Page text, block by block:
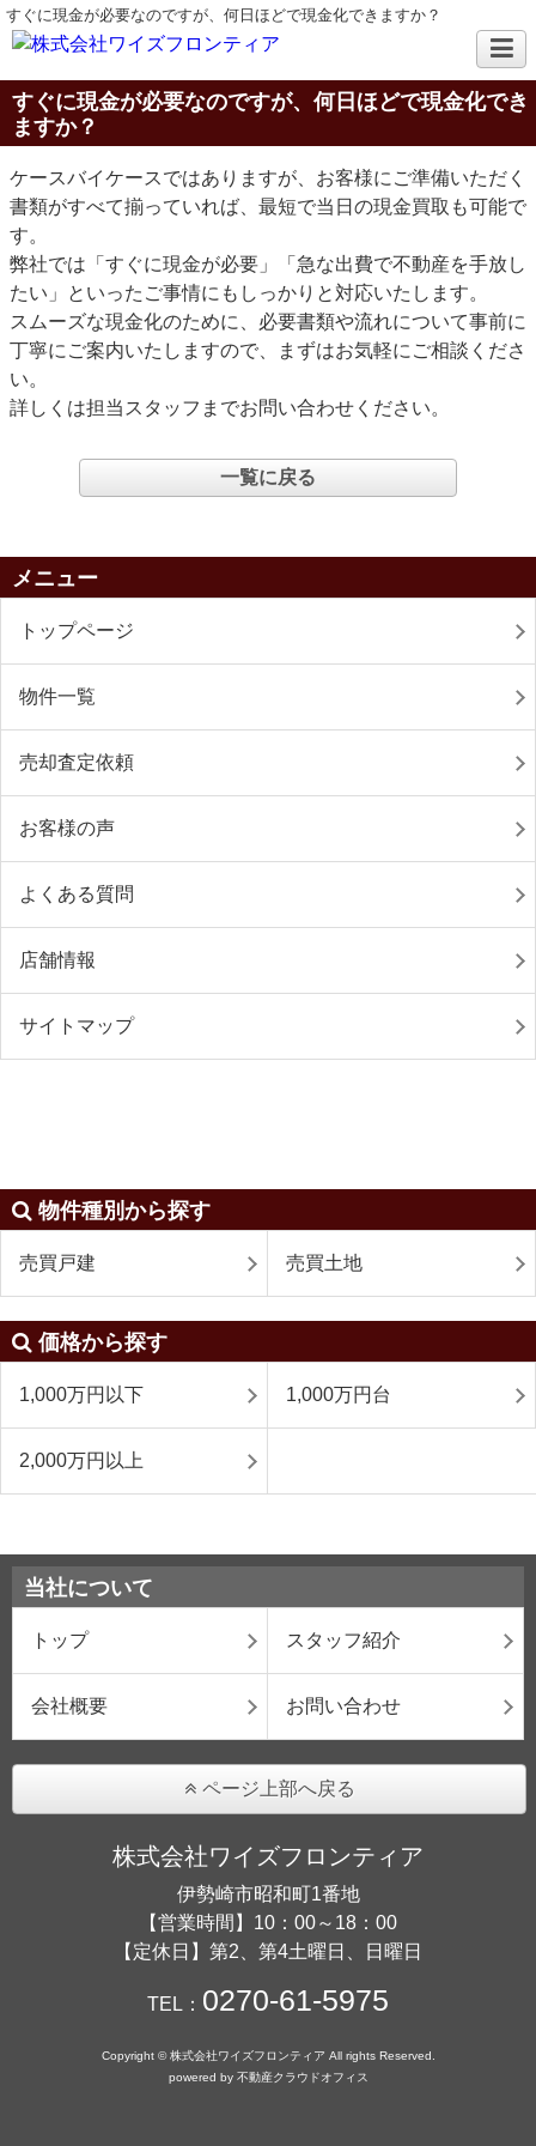
すぐに現金が必要なのですが、何日ほどで現金化できますか？
すぐに現金が必要なのですが、何日ほどで現金化でき
ますか？
ケースバイケースではありますが、お客様にご準備いただく
書類がすべて揃っていれば、最短で当日の現金買取も可能で
す。
弊社では「すぐに現金が必要」「急な出費で不動産を手放し
たい」といったご事情にもしっかりと対応いたします。
スムーズな現金化のために、必要書類や流れについて事前に
丁寧にご案内いたしますので、まずはお気軽にご相談くださ
い。
詳しくは担当スタッフまでお問い合わせください。
一覧に戻る
メニュー
トップページ
物件一覧
売却査定依頼
お客様の声
よくある質問
店舗情報
サイトマップ
物件種別から探す
売買戸建 売買土地
価格から探す
1,000万円以下 1,000万円台
2,000万円以上
当社について
トップ スタッフ紹介
会社概要 お問い合わせ
ページ上部へ戻る
株式会社ワイズフロンティア
伊勢崎市昭和町1番地
【営業時間】10：00～18：00
【定休日】第2、第4土曜日、日曜日
TEL： 0270-61-5975
Copyright © 株式会社ワイズフロンティア All rights Reserved.
powered by 不動産クラウドオフィス